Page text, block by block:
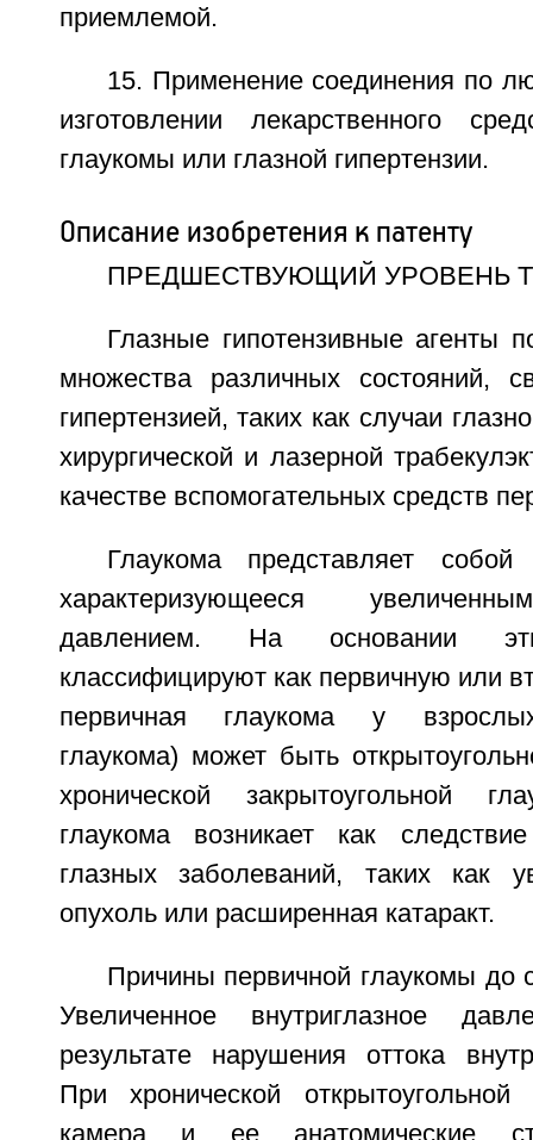
приемлемой.
15. Применение соединения по
изготовлении лекарственного
глаукомы или глазной гипертензии.
Описание изобретения к патенту
ПРЕДШЕСТВУЮЩИЙ УРОВЕНЬ
Глазные гипотензивные агенты
множества различных состояний,
гипертензией, таких как случаи
хирургической и лазерной
качестве вспомогательных средств
Глаукома представляет собой
характеризующееся
давлением. На основании
классифицируют как первичную или
первичная глаукома у
глаукома) может быть
хронической закрытоугольной
глаукома возникает как
глазных заболеваний, таких как
опухоль или расширенная катаракт.
Причины первичной глаукомы до
Увеличенное внутриглазное
результате нарушения оттока
При хронической открытоугольной